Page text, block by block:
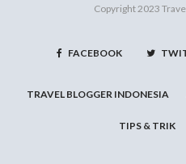
Copyright 2023
FACEBOOK
TRAVEL BLOGGER INDONESIA
TIPS & TRIK